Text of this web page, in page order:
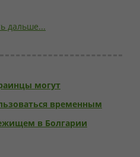
дальше...
могут
временным
в Болгарии